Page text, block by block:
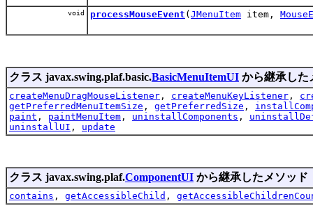
void processMouseEvent ( JMenuItem item,
クラス javax.swing.plaf.basic.BasicMenuItemUI から継承した
createMenuDragMouseListener , createMenuKeyListener ,
getPreferredMenuItemSize , getPreferredSize ,
paint , paintMenuItem , uninstallComponents ,
uninstallUI , update
クラス javax.swing.plaf.ComponentUI から継承したメソッド
contains , getAccessibleChild ,